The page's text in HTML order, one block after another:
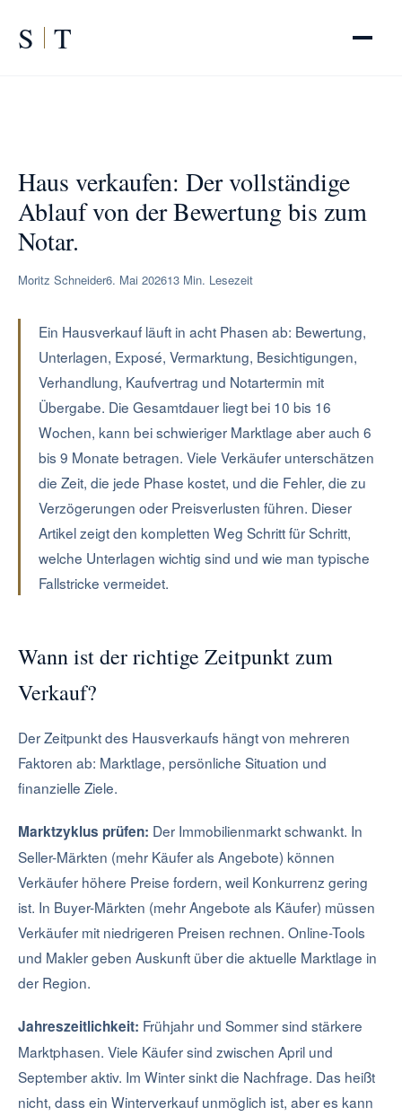
S T
Haus verkaufen: Der vollständige
Ablauf von der Bewertung bis zum
Notar.
Moritz Schneider6. Mai 202613 Min. Lesezeit
Ein Hausverkauf läuft in acht Phasen ab: Bewertung,
Unterlagen, Exposé, Vermarktung, Besichtigungen,
Verhandlung, Kaufvertrag und Notartermin mit
Übergabe. Die Gesamtdauer liegt bei 10 bis 16
Wochen, kann bei schwieriger Marktlage aber auch 6
bis 9 Monate betragen. Viele Verkäufer unterschätzen
die Zeit, die jede Phase kostet, und die Fehler, die zu
Verzögerungen oder Preisverlusten führen. Dieser
Artikel zeigt den kompletten Weg Schritt für Schritt,
welche Unterlagen wichtig sind und wie man typische
Fallstricke vermeidet.
Wann ist der richtige Zeitpunkt zum
Verkauf?
Der Zeitpunkt des Hausverkaufs hängt von mehreren
Faktoren ab: Marktlage, persönliche Situation und
finanzielle Ziele.
Marktzyklus prüfen: Der Immobilienmarkt schwankt. In
Seller-Märkten (mehr Käufer als Angebote) können
Verkäufer höhere Preise fordern, weil Konkurrenz gering
ist. In Buyer-Märkten (mehr Angebote als Käufer) müssen
Verkäufer mit niedrigeren Preisen rechnen. Online-Tools
und Makler geben Auskunft über die aktuelle Marktlage in
der Region.
Jahreszeitlichkeit: Frühjahr und Sommer sind stärkere
Marktphasen. Viele Käufer sind zwischen April und
September aktiv. Im Winter sinkt die Nachfrage. Das heißt
nicht, dass ein Winterverkauf unmöglich ist, aber es kann